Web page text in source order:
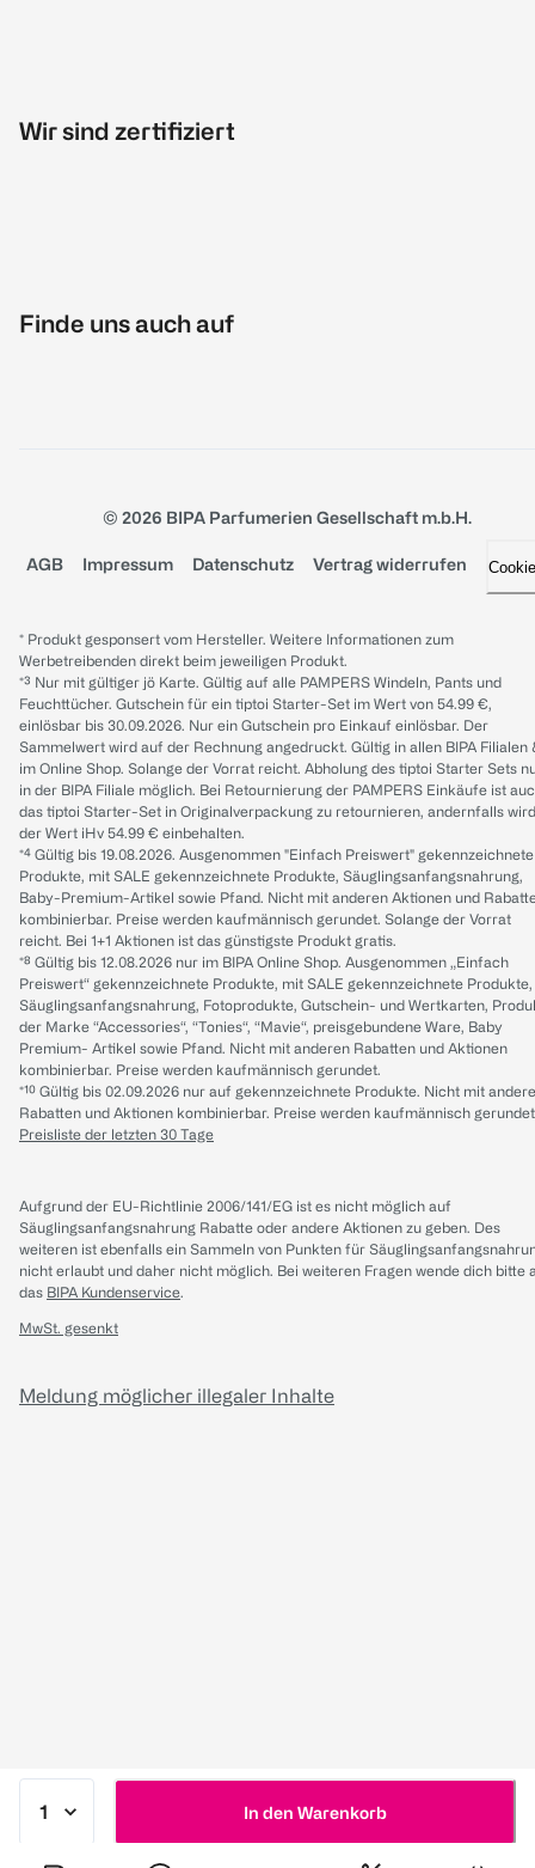
In den Warenkorb
Wir sind zertifiziert
Finde uns auch auf
© 2026 BIPA Parfumerien Gesellschaft m.b.H.
AGB Impressum Datenschutz Vertrag widerrufen
* Produkt gesponsert vom Hersteller. Weitere Informationen zum
Werbetreibenden direkt beim jeweiligen Produkt.
*³ Nur mit gültiger jö Karte. Gültig auf alle PAMPERS Windeln, Pants und
Feuchttücher. Gutschein für ein tiptoi Starter-Set im Wert von 54.99 €,
einlösbar bis 30.09.2026. Nur ein Gutschein pro Einkauf einlösbar. Der
Sammelwert wird auf der Rechnung angedruckt. Gültig in allen BIPA Filialen
im Online Shop. Solange der Vorrat reicht. Abholung des tiptoi Starter Sets
in der BIPA Filiale möglich. Bei Retournierung der PAMPERS Einkäufe ist
das tiptoi Starter-Set in Originalverpackung zu retournieren, andernfalls wird
der Wert iHv 54.99 € einbehalten.
*⁴ Gültig bis 19.08.2026. Ausgenommen "Einfach Preiswert" gekennzeichnete
Produkte, mit SALE gekennzeichnete Produkte, Säuglingsanfangsnahrung,
Baby-Premium-Artikel sowie Pfand. Nicht mit anderen Aktionen und
kombinierbar. Preise werden kaufmännisch gerundet. Solange der Vorrat
reicht. Bei 1+1 Aktionen ist das günstigste Produkt gratis.
*⁸ Gültig bis 12.08.2026 nur im BIPA Online Shop. Ausgenommen „Einfach
Preiswert“ gekennzeichnete Produkte, mit SALE gekennzeichnete Produkte,
Säuglingsanfangsnahrung, Fotoprodukte, Gutschein- und Wertkarten,
der Marke “Accessories“, “Tonies“, “Mavie“, preisgebundene Ware, Baby
Premium- Artikel sowie Pfand. Nicht mit anderen Rabatten und Aktionen
kombinierbar. Preise werden kaufmännisch gerundet.
*¹⁰ Gültig bis 02.09.2026 nur auf gekennzeichnete Produkte. Nicht mit
Rabatten und Aktionen kombinierbar. Preise werden kaufmännisch
Preisliste der letzten 30 Tage
Aufgrund der EU-Richtlinie 2006/141/EG ist es nicht möglich auf
Säuglingsanfangsnahrung Rabatte oder andere Aktionen zu geben. Des
weiteren ist ebenfalls ein Sammeln von Punkten für
nicht erlaubt und daher nicht möglich. Bei weiteren Fragen wende dich bitte
das BIPA Kundenservice.
MwSt. gesenkt
Meldung möglicher illegaler Inhalte